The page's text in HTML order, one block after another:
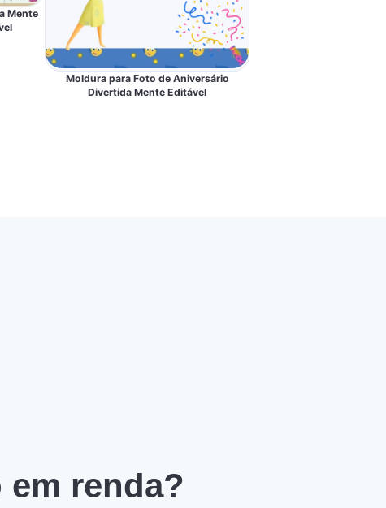
Mente
Moldura para Foto de Aniversário
Divertida Mente Editável
renda?